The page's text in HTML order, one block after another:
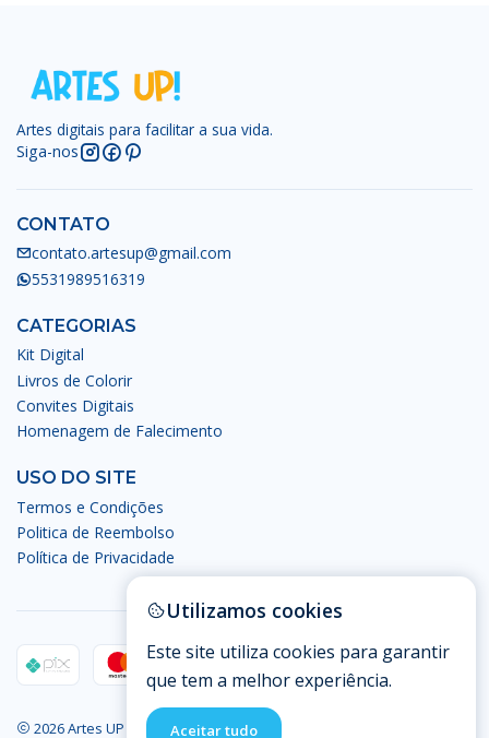
Artes digitais para facilitar a sua vida.
Siga-nos
CONTATO
contato.artesup@gmail.com
5531989516319
CATEGORIAS
Kit Digital
Livros de Colorir
Convites Digitais
Homenagem de Falecimento
USO DO SITE
Termos e Condições
Politica de Reembolso
Política de Privacidade
2026 Artes UP - Artes Digitais.
Utilizamos cookies
Este site utiliza cookies para garantir
que tem a melhor experiência.
Aceitar tudo